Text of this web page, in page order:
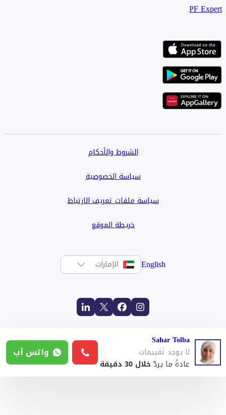
PF Expert
الشروط والأحكام
سياسة الخصوصية
سياسة ملفات تعريف الارتباط
خريطة الموقع
English الإمارات
Sahar Tolba
لا يوجد تقييمات
عادةً ما يردّخلال 30 دقيقة
واتس آب